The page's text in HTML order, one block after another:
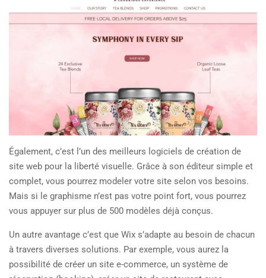
Également, c’est l’un des meilleurs logiciels de création de
site web pour la liberté visuelle. Grâce à son éditeur simple et
complet, vous pourrez modeler votre site selon vos besoins.
Mais si le graphisme n’est pas votre point fort, vous pourrez
vous appuyer sur plus de 500 modèles déjà conçus.
Un autre avantage c’est que Wix s’adapte au besoin de chacun
à travers diverses solutions. Par exemple, vous aurez la
possibilité de créer un site e-commerce, un système de